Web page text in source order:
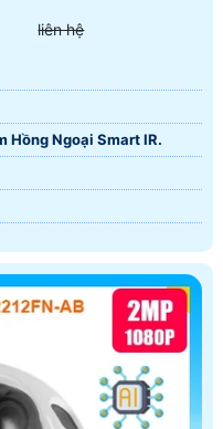
liên hệ
Hồng Ngoại Smart IR.